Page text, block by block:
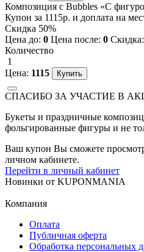
Композиция с Bubbles «С
Купон за 1115р. и доплата на
Скидка 50%
Цена до: 0 Цена после: 0 Скидка:
Количество
1
Цена: 1115
СПАСИБО ЗА УЧАСТИЕ В
Букеты и праздничные
фольгированные фигуры и не
Ваш купон Вы сможете
личном кабинете.
Перейти в личный кабинет
Новинки от KUPONMANIA
Компания
Оплата
Публичная оферта
Обработка персональных